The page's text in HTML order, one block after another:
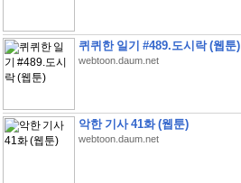
퀴퀴한 일기 #489.도시락 (웹툰)
webtoon.daum.net
악한 기사 41화 (웹툰)
webtoon.daum.net